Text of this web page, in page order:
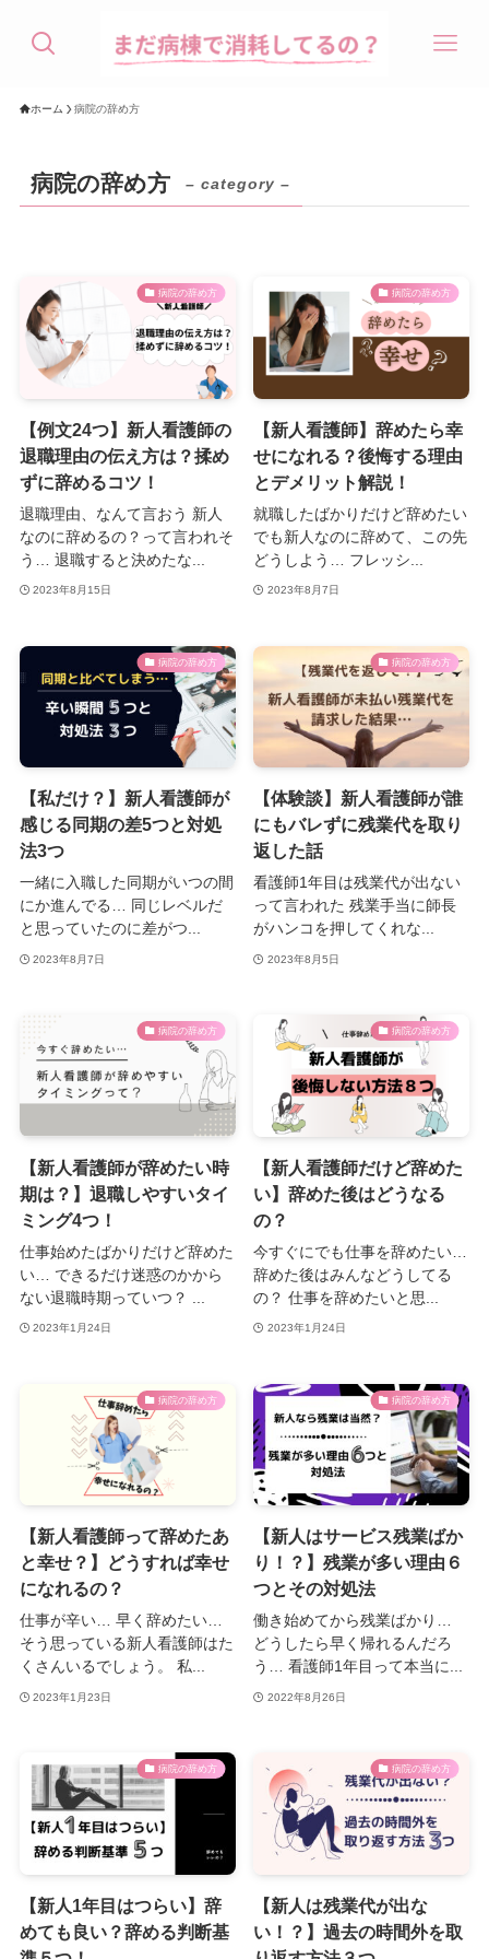
ホーム 病院の辞め方
病院の辞め方 – category –
病院の辞め方
【例文24つ】新人看護師の
退職理由の伝え方は？揉め
ずに辞めるコツ！
退職理由、なんて言おう 新人
なのに辞めるの？って言われそ
う… 退職すると決めたな...
2023年8月15日
病院の辞め方
【新人看護師】辞めたら幸
せになれる？後悔する理由
とデメリット解説！
就職したばかりだけど辞めたい
でも新人なのに辞めて、この先
どうしよう… フレッシ...
2023年8月7日
病院の辞め方
【私だけ？】新人看護師が
感じる同期の差5つと対処
法3つ
一緒に入職した同期がいつの間
にか進んでる… 同じレベルだ
と思っていたのに差がつ...
2023年8月7日
病院の辞め方
【体験談】新人看護師が誰
にもバレずに残業代を取り
返した話
看護師1年目は残業代が出ない
って言われた 残業手当に師長
がハンコを押してくれな...
2023年8月5日
病院の辞め方
【新人看護師が辞めたい時
期は？】退職しやすいタイ
ミング4つ！
仕事始めたばかりだけど辞めた
い… できるだけ迷惑のかから
ない退職時期っていつ？ ...
2023年1月24日
病院の辞め方
【新人看護師だけど辞めた
い】辞めた後はどうなる
の？
今すぐにでも仕事を辞めたい…
辞めた後はみんなどうしてる
の？ 仕事を辞めたいと思...
2023年1月24日
病院の辞め方
【新人看護師って辞めたあ
と幸せ？】どうすれば幸せ
になれるの？
仕事が辛い… 早く辞めたい…
そう思っている新人看護師はた
くさんいるでしょう。 私...
2023年1月23日
病院の辞め方
【新人はサービス残業ばか
り！？】残業が多い理由６
つとその対処法
働き始めてから残業ばかり…
どうしたら早く帰れるんだろ
う… 看護師1年目って本当に...
2022年8月26日
病院の辞め方
【新人1年目はつらい】辞
めても良い？辞める判断基
病院の辞め方
【新人は残業代が出な
い！？】過去の時間外を取